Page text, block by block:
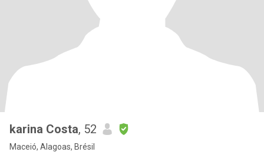
karina Costa, 52
Maceió, Alagoas, Brésil